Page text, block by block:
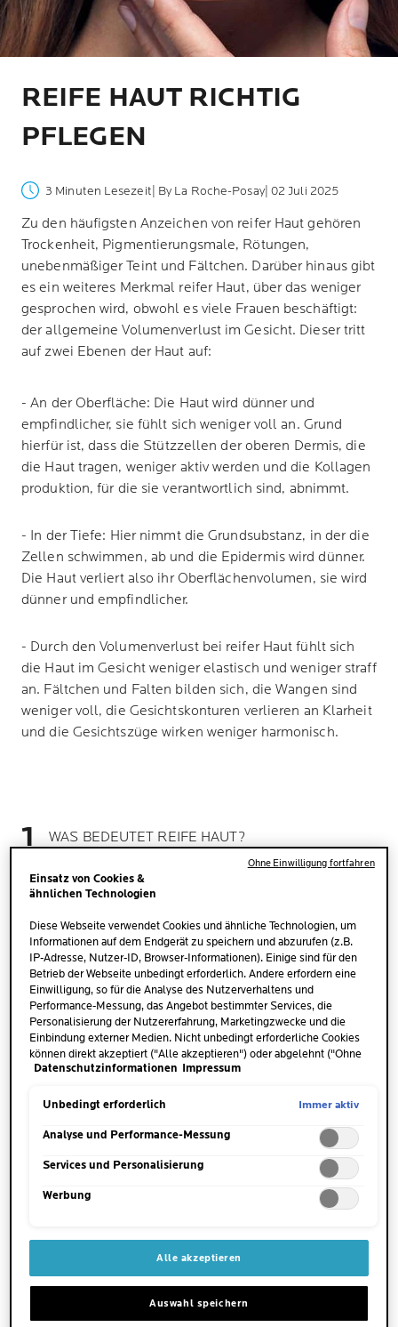
REIFE HAUT RICHTIG
PFLEGEN
3 Minuten Lesezeit | By La Roche-Posay| 02 Juli 2025
Zu den häufigsten Anzeichen von reifer Haut gehören
Trockenheit, Pigmentierungsmale, Rötungen,
unebenmäßiger Teint und Fältchen. Darüber hinaus gibt
es ein weiteres Merkmal reifer Haut, über das weniger
gesprochen wird, obwohl es viele Frauen beschäftigt:
der allgemeine Volumenverlust im Gesicht. Dieser tritt
auf zwei Ebenen der Haut auf:
- An der Oberfläche: Die Haut wird dünner und
empfindlicher, sie fühlt sich weniger voll an. Grund
hierfür ist, dass die Stützzellen der oberen Dermis, die
die Haut tragen, weniger aktiv werden und die Kollagen
produktion, für die sie verantwortlich sind, abnimmt.
- In der Tiefe: Hier nimmt die Grundsubstanz, in der die
Zellen schwimmen, ab und die Epidermis wird dünner.
Die Haut verliert also ihr Oberflächenvolumen, sie wird
dünner und empfindlicher.
- Durch den Volumenverlust bei reifer Haut fühlt sich
die Haut im Gesicht weniger elastisch und weniger straff
an. Fältchen und Falten bilden sich, die Wangen sind
weniger voll, die Gesichtskonturen verlieren an Klarheit
und die Gesichtszüge wirken weniger harmonisch.
WAS BEDEUTET REIFE HAUT?
WAS SIND DIE URSACHEN
WIE KANN ICH MEINE HAUT VOR DEM ALTERN
BEWAHREN?
PFLEGE MIT LA ROCHE POSAY BEI REIFER HAUT
WINTER
Einsatz von Cookies &
ähnlichen Technologien
Diese Webseite verwendet Cookies und ähnliche Technologien, um
Informationen auf dem Endgerät zu speichern und abzurufen (z.B.
IP-Adresse, Nutzer-ID, Browser-Informationen). Einige sind für den
Betrieb der Webseite unbedingt erforderlich. Andere erfordern eine
Einwilligung, so für die Analyse des Nutzerverhaltens und
Performance-Messung, das Angebot bestimmter Services, die
Personalisierung der Nutzererfahrung, Marketingzwecke und die
Einbindung externer Medien. Nicht unbedingt erforderliche Cookies
können direkt akzeptiert ("Alle akzeptieren") oder abgelehnt ("Ohne
Einwilligung fortfahren") werden. Individuelle Anpassungen der
speichern"). Die Auswahl kann jederzeit unter dem Link "Cookie-
unsere Datenschutzinformationen.
Datenschutzinformationen Impressum
Unbedingt erforderlich Immer aktiv
Analyse und Performance-Messung
Services und Personalisierung
Werbung
Alle akzeptieren
Auswahl speichern
Ohne Einwilligung fortfahren